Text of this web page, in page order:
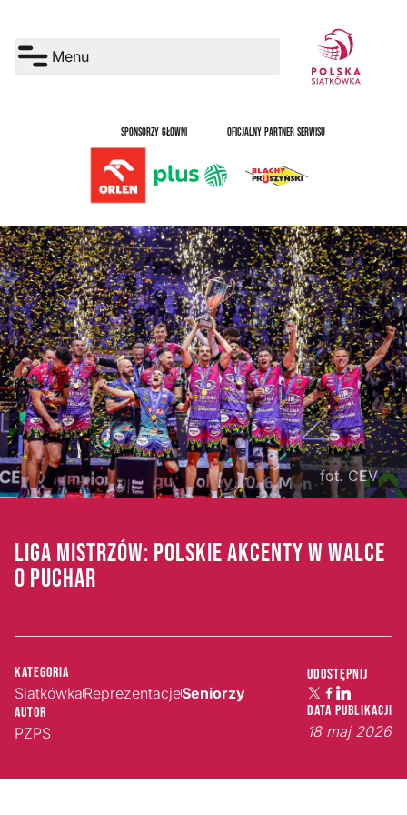
Menu
SPONSORZY GŁÓWNI OFICJALNY PARTNER SERWISU
fot. CEV
LIGA MISTRZÓW: POLSKIE AKCENTY W WALCE
O PUCHAR
Kategoria
SiatkówkaReprezentacjeSeniorzy
Autor
PZPS
Udostępnij
Data publikacji
18 maj 2026